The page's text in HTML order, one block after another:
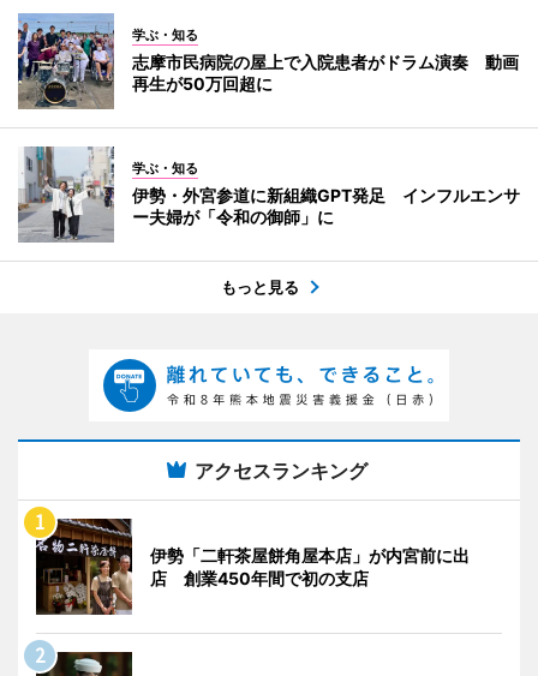
学ぶ・知る
志摩市民病院の屋上で入院患者がドラム演奏 動画
再生が50万回超に
学ぶ・知る
伊勢・外宮参道に新組織GPT発足 インフルエンサ
ー夫婦が「令和の御師」に
もっと見る
アクセスランキング
伊勢「二軒茶屋餅角屋本店」が内宮前に出
店 創業450年間で初の支店